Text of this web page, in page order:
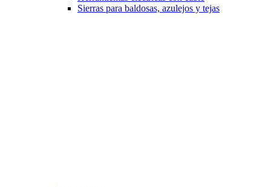
Sierras para baldosas, azulejos y tejas